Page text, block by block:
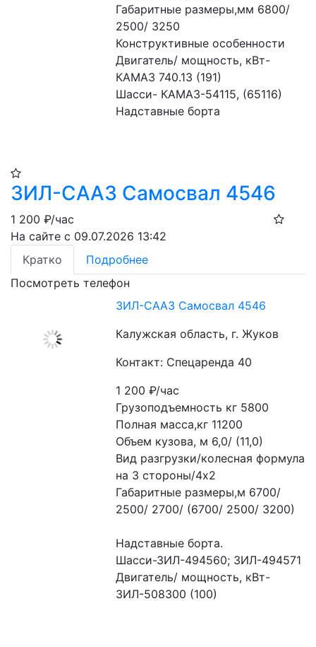
Габаритные размеры,мм 6800/
2500/ 3250
Конструктивные особенности
Двигатель/ мощность, кВт-
КАМАЗ 740.13 (191)
Шасси- КАМАЗ-54115, (65116)
Надставные борта
ЗИЛ-СААЗ Самосвал 4546
1 200 ₽/час
На сайте с 09.07.2026 13:42
Кратко
Подробнее
Посмотреть телефон
ЗИЛ-СААЗ Самосвал 4546
Калужская область, г. Жуков
Контакт: Спецаренда 40
1 200₽/час
Грузоподъемность кг 5800
Полная масса,кг 11200
Объем кузова, м 6,0/ (11,0)
Вид разгрузки/колесная формула
на 3 стороны/4х2
Габаритные размеры,м 6700/
2500/ 2700/ (6700/ 2500/ 3200)
Надставные борта.
Шасси-ЗИЛ-494560; ЗИЛ-494571
Двигатель/ мощность, кВт-
ЗИЛ-508300 (100)